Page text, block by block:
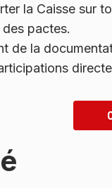
la Caisse sur
pactes.
de la